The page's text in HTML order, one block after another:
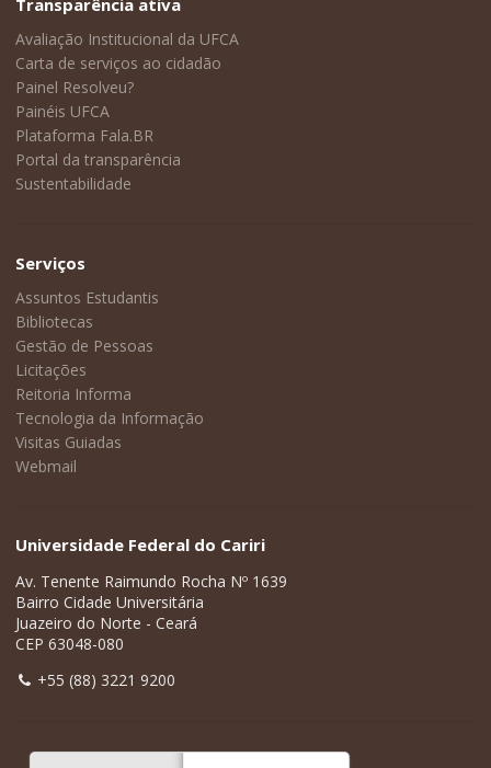
Avaliação Institucional da UFCA
Carta de serviços ao cidadão
Painel Resolveu?
Painéis UFCA
Plataforma Fala.BR
Portal da transparência
Sustentabilidade
Serviços
Assuntos Estudantis
Bibliotecas
Gestão de Pessoas
Licitações
Reitoria Informa
Tecnologia da Informação
Visitas Guiadas
Webmail
Universidade Federal do Cariri
Av. Tenente Raimundo Rocha Nº 1639
Bairro Cidade Universitária
Juazeiro do Norte - Ceará
CEP 63048-080
+55 (88) 3221 9200